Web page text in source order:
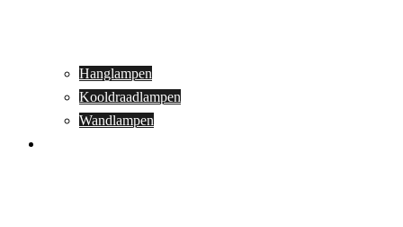
Hanglampen
Kooldraadlampen
Wandlampen